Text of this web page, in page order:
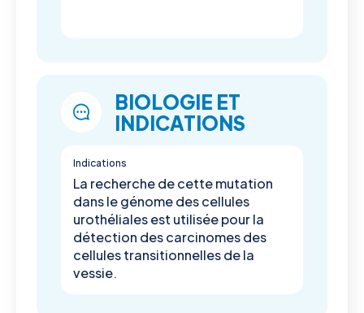
BIOLOGIE ET
INDICATIONS
Indications
La recherche de cette mutation
dans le génome des cellules
urothéliales est utilisée pour la
détection des carcinomes des
cellules transitionnelles de la
vessie.